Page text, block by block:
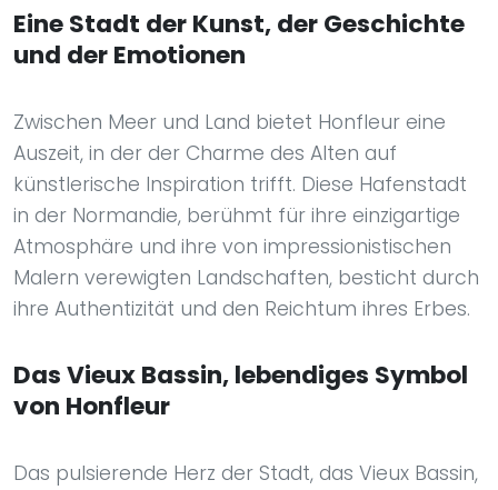
Eine Stadt der Kunst, der Geschichte
und der Emotionen
Zwischen Meer und Land bietet Honfleur eine
Auszeit, in der der Charme des Alten auf
künstlerische Inspiration trifft. Diese Hafenstadt
in der Normandie, berühmt für ihre einzigartige
Atmosphäre und ihre von impressionistischen
Malern verewigten Landschaften, besticht durch
ihre Authentizität und den Reichtum ihres Erbes.
Das Vieux Bassin, lebendiges Symbol
von Honfleur
Das pulsierende Herz der Stadt, das Vieux Bassin,